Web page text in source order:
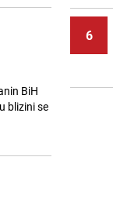
BiH
blizini se
6